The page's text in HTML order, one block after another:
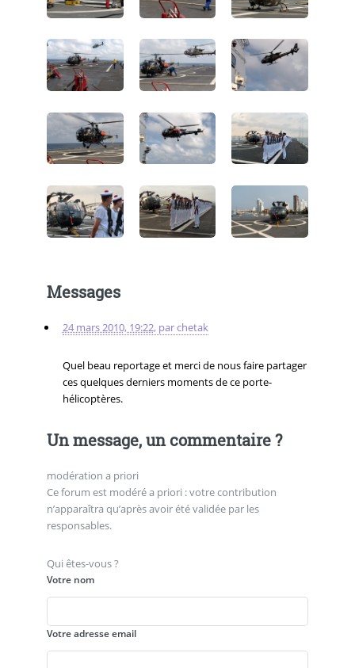
Messages
24 mars 2010, 19:22, parchetak
Quel beau reportage et merci de nous faire partager
ces quelques derniers moments de ce porte-
hélicoptères.
Un message, un commentaire ?
modération a priori
Ce forum est modéré a priori : votre contribution
n’apparaîtra qu’après avoir été validée par les
responsables.
Qui êtes-vous ?
Votre nom
Votre adresse email